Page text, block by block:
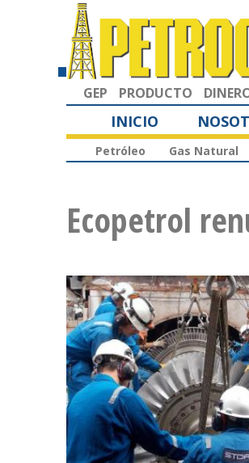
GEP PRODUCTO
INICIO
Petróleo Gas Natural
Ecopetrol